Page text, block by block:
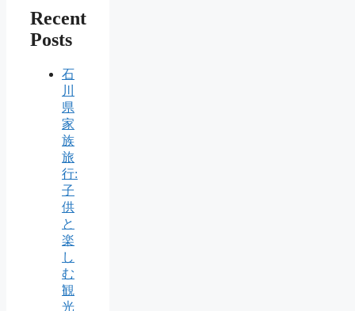
Recent
Posts
石
川
県
家
族
旅
行:
子
供
と
楽
し
む
観
光